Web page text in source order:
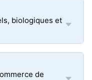
biologiques et
de